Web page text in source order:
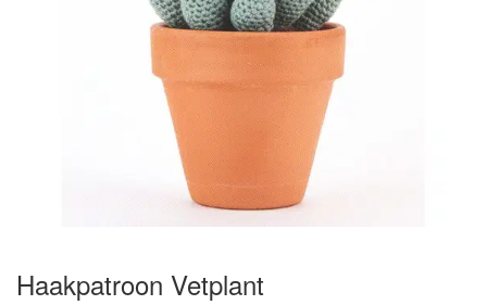
Haakpatroon Vetplant